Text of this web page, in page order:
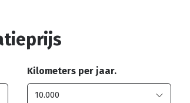
Kilometers per jaar.